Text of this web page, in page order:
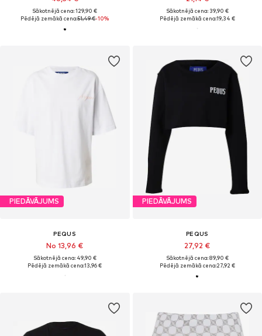
Sākotnējā cena: 129,90 €
Pēdējā zemākā cena:51,49 €-10%
Sākotnējā cena: 39,90 €
Pēdējā zemākā cena:19,34 €
PIEDĀVĀJUMS
PEQUS
No 13,96 €
Sākotnējā cena: 49,90 €
Pēdējā zemākā cena:13,96 €
PIEDĀVĀJUMS
PEQUS
27,92 €
Sākotnējā cena: 89,90 €
Pēdējā zemākā cena:27,92 €